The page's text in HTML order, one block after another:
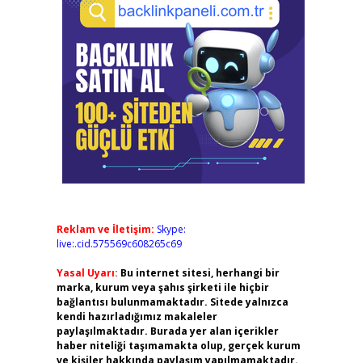
Reklam ve İletişim: Skype:
live:.cid.575569c608265c69
Yasal Uyarı: Bu internet sitesi, herhangi bir
marka, kurum veya şahıs şirketi ile hiçbir
bağlantısı bulunmamaktadır. Sitede yalnızca
kendi hazırladığımız makaleler
paylaşılmaktadır. Burada yer alan içerikler
haber niteliği taşımamakta olup, gerçek kurum
ve kişiler hakkında paylaşım yapılmamaktadır.